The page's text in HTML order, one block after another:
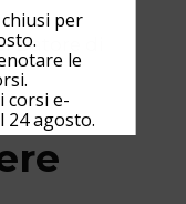
Datore di
per
le
corsi e-
24 agosto.